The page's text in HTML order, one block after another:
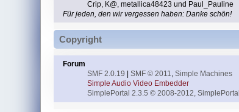
Crip, K@, metallica48423 und Paul_Pauline
Für jeden, den wir vergessen haben: Danke schön!
Copyright
Forum
SMF 2.0.19 |SMF © 2011,Simple Machines
Simple Audio Video Embedder
SimplePortal 2.3.5 © 2008-2012, SimplePortal